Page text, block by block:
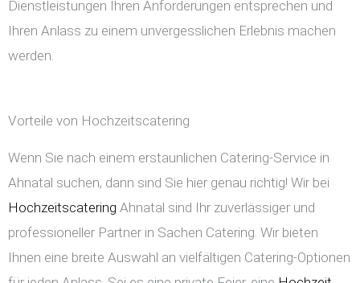
Dienstleistungen Ihren Anforderungen entsprechen und
Ihren Anlass zu einem unvergesslichen Erlebnis machen
werden.
Vorteile von Hochzeitscatering
Wenn Sie nach einem erstaunlichen Catering-Service in
Ahnatal suchen, dann sind Sie hier genau richtig! Wir bei
Hochzeitscatering Ahnatal sind Ihr zuverlässiger und
professioneller Partner in Sachen Catering. Wir bieten
Ihnen eine breite Auswahl an vielfältigen Catering-Optionen